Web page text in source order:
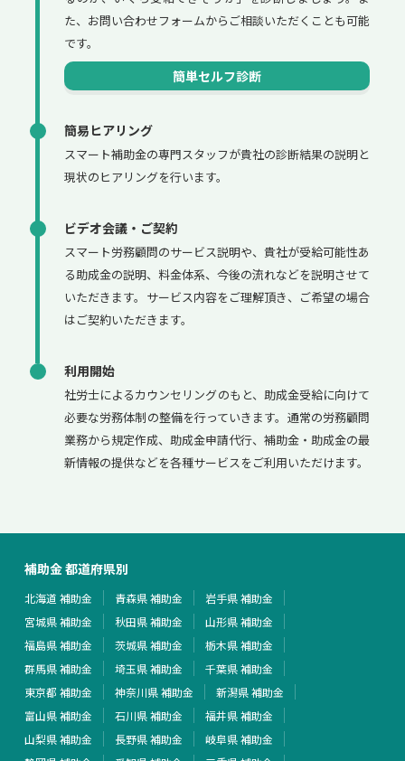
た、お問い合わせフォームからご相談いただくことも可能
です。
簡単セルフ診断
簡易ヒアリング
スマート補助金の専門スタッフが貴社の診断結果の説明と
現状のヒアリングを行います。
ビデオ会議・ご契約
スマート労務顧問のサービス説明や、貴社が受給可能性あ
る助成金の説明、料金体系、今後の流れなどを説明させて
いただきます。サービス内容をご理解頂き、ご希望の場合
はご契約いただきます。
利用開始
社労士によるカウンセリングのもと、助成金受給に向けて
必要な労務体制の整備を行っていきます。通常の労務顧問
業務から規定作成、助成金申請代行、補助金・助成金の最
新情報の提供などを各種サービスをご利用いただけます。
補助金 都道府県別
北海道 補助金 青森県 補助金
岩手県 補助金
宮城県 補助金
秋田県 補助金
山形県 補助金
福島県 補助金
茨城県 補助金
栃木県 補助金
群馬県 補助金
埼玉県 補助金
千葉県 補助金
東京都 補助金
神奈川県 補助金
新潟県 補助金
富山県 補助金
石川県 補助金
福井県 補助金
山梨県 補助金
長野県 補助金
岐阜県 補助金